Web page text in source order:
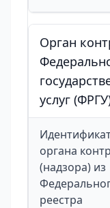
Орган
услуг
органа
(надзора) из
реестра